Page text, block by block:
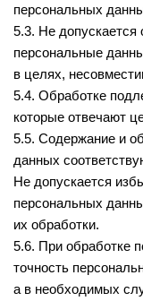
персональных
5.3. Не
персональные
в целях,
5.4. Обработке
которые отвечают
5.5. Содержание и
данных
Не допускается
персональных
их обработки.
5.6. При обработке
точность
а в необходимых